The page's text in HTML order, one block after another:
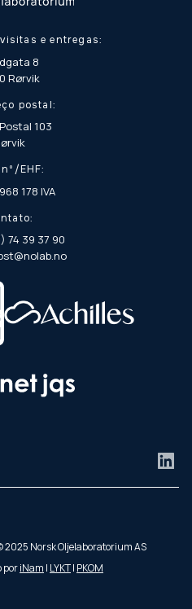
e entregas:
8
Rørvik
postal:
103
EHF:
178 IVA
74 39 37 90
2025 Norsk Oljelaboratorium AS
poriNam | LYKT| PKOM